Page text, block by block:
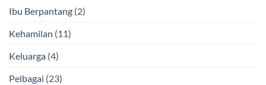
Ibu Berpantang (2)
Kehamilan (11)
Keluarga (4)
Pelbagai (23)